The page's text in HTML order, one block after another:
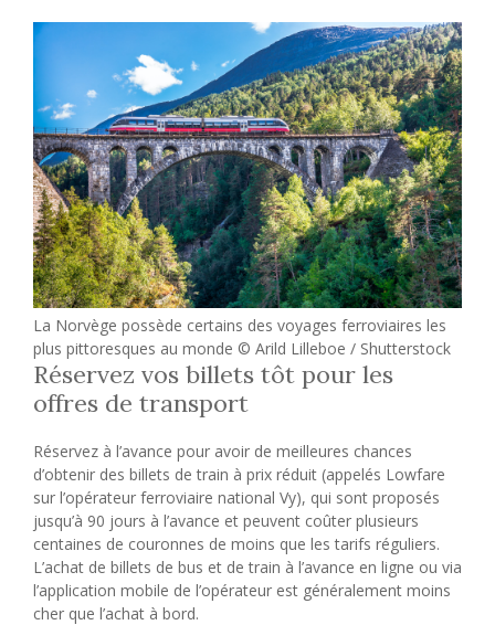
La Norvège possède certains des voyages ferroviaires les
plus pittoresques au monde © Arild Lilleboe / Shutterstock
Réservez vos billets tôt pour les
offres de transport
Réservez à l’avance pour avoir de meilleures chances
d’obtenir des billets de train à prix réduit (appelés Lowfare
sur l’opérateur ferroviaire national Vy), qui sont proposés
jusqu’à 90 jours à l’avance et peuvent coûter plusieurs
centaines de couronnes de moins que les tarifs réguliers.
L’achat de billets de bus et de train à l’avance en ligne ou via
l’application mobile de l’opérateur est généralement moins
cher que l’achat à bord.